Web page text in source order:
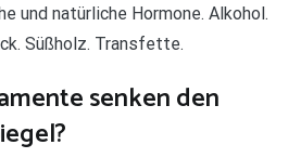
und natürliche Hormone. Alkohol.
Süßholz. Transfette.
senken den